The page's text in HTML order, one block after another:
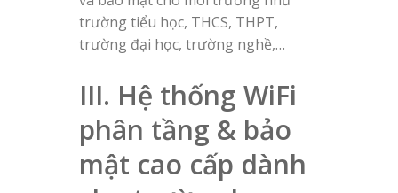
trường tiểu học, THCS, THPT,
trường đại học, trường nghề,…
III. Hệ thống WiFi
phân tầng & bảo
mật cao cấp dành